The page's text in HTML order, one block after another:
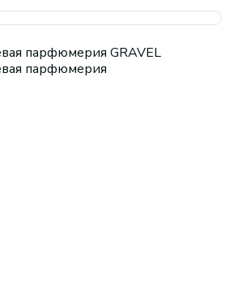
парфюмерия GRAVEL
парфюмерия